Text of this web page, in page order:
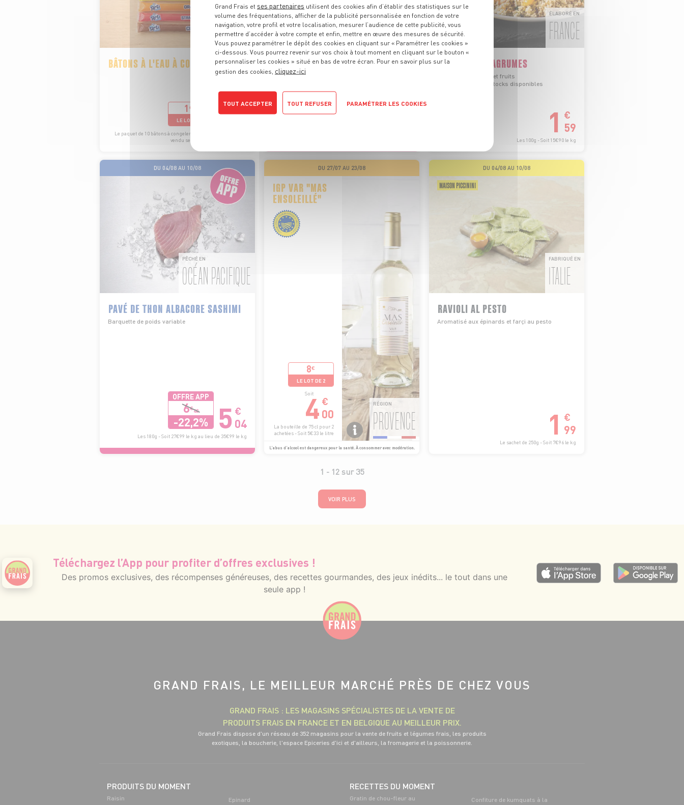
BÂTONS À L'EAU À CONGELER
1 €
LE LOT DE 2
0 €
Le paquet de 10 bâtons à congeler de 60ml - Prix du paquet
vendu seul : 0€99 soit 1€65 le litre
FABRIQUÉS EN
ILLE-ET-VILAINE
FROMAGE FRAIS AUX FRUITS
Banane, Abricot et Framboise
1€
ÉLABORÉ EN
FRANCE
TABOULÉ AUX AGRUMES
Semoule de blé dur et fruits
Dans la limite des stocks disponibles
1 €
59
Les 100g - Soit 15€90 le kg
DU 04/08 AU 10/08
PÊCHÉ EN
OCÉAN PACIFIQUE
PAVÉ DE THON ALBACORE SASHIMI
Barquette de poids variable
OFFRE APP
6€48
-22,2% 5 €
04
Les 180g - Soit 27€99 le kg au lieu de 35€99 le kg
DU 27/07 AU 23/08
IGP VAR "MAS
ENSOLEILLÉ"
8€
LE LOT DE 2
Soit
4 €
00
La bouteille de 75 cl pour 2
achetées - Soit 5€33 le litre
RÉGION
PROVENCE
L’abus d’alcool est dangereux pour la santé. À consommer avec modération.
DU 04/08 AU 10/08
MAISON PICCININI
FABRIQUÉ EN
ITALIE
RAVIOLI AL PESTO
Aromatisé aux épinards et farçi au pesto
1 €
99
Le sachet de 250g - Soit 7€96 le kg
1 - 12sur35
VOIR PLUS
Téléchargez l’App pour profiter d’offres exclusives !
Des promos exclusives, des récompenses généreuses, des recettes gourmandes, des jeux inédits... le tout dans une
seule app !
GRAND FRAIS, LE MEILLEUR MARCHÉ PRÈS DE CHEZ VOUS
GRAND FRAIS : LES MAGASINS SPÉCIALISTES DE LA VENTE DE
PRODUITS FRAIS EN FRANCE ET EN BELGIQUE AU MEILLEUR PRIX.
Grand Frais dispose d'un réseau de 352 magasins pour la vente de fruits et légumes frais, les produits
exotiques, la boucherie, l'espace Epiceries d'ici et d'ailleurs, la fromagerie et la poissonnerie.
PRODUITS DU MOMENT
Raisin Epinard
RECETTES DU MOMENT
Gratin de chou-fleur au
Confiture de kumquats à la
Grand Frais et ses partenaires utilisent des cookies afin d’établir des statistiques sur le
volume des fréquentations, afficher de la publicité personnalisée en fonction de votre
navigation, votre profil et votre localisation, mesurer l’audience de cette publicité, vous
permettre d’accéder à votre compte et enfin, mettre en œuvre des mesures de sécurité.
Vous pouvez paramétrer le dépôt des cookies en cliquant sur « Paramétrer les cookies »
ci-dessous. Vous pourrez revenir sur vos choix à tout moment en cliquant sur le bouton «
personnaliser les cookies » situé en bas de votre écran. Pour en savoir plus sur la
gestion des cookies, cliquez-ici
TOUT ACCEPTER TOUT REFUSER PARAMÉTRER LES COOKIES